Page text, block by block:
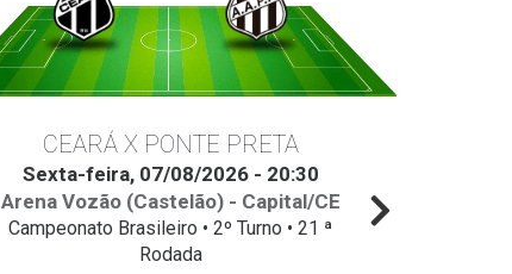
CEARÁ X PONTE PRETA
Sexta-feira, 07/08/2026 - 20:30
Arena Vozão (Castelão) - Capital/CE
Campeonato Brasileiro • 2º Turno • 21 ª
Rodada